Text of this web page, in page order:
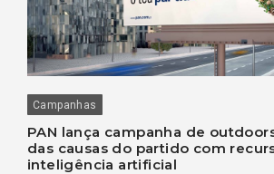
Campanhas
PAN lança campanha de
das causas do partido com
inteligência artificial